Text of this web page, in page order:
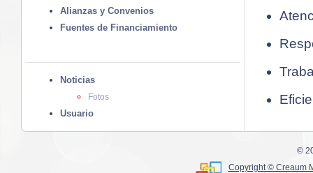
Alianzas y Convenios
Fuentes de Financiamiento
Noticias
Fotos
Usuario
©
Copyright © Creaum